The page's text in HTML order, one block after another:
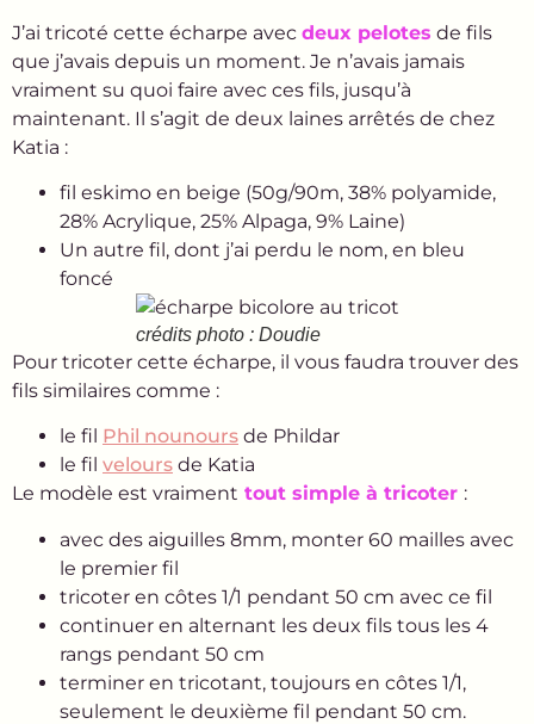
J’ai tricoté cette écharpe avec deux pelotes de fils
que j’avais depuis un moment. Je n’avais jamais
vraiment su quoi faire avec ces fils, jusqu’à
maintenant. Il s’agit de deux laines arrêtés de chez
Katia :
fil eskimo en beige (50g/90m, 38% polyamide,
28% Acrylique, 25% Alpaga, 9% Laine)
Un autre fil, dont j’ai perdu le nom, en bleu
foncé
crédits photo : Doudie
Pour tricoter cette écharpe, il vous faudra trouver des
fils similaires comme :
le fil Phil nounours de Phildar
le fil velours de Katia
Le modèle est vraiment tout simple à tricoter :
avec des aiguilles 8mm, monter 60 mailles avec
le premier fil
tricoter en côtes 1/1 pendant 50 cm avec ce fil
continuer en alternant les deux fils tous les 4
rangs pendant 50 cm
terminer en tricotant, toujours en côtes 1/1,
seulement le deuxième fil pendant 50 cm.